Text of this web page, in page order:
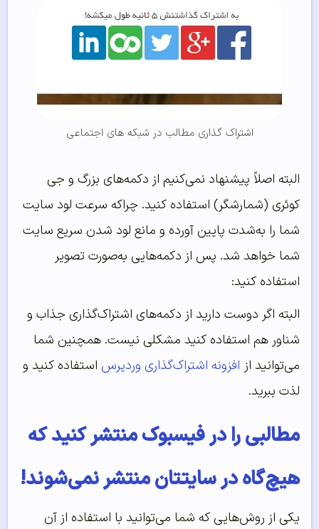
اشتراک گذاری مطالب در شبکه های اجتماعی
البته اصلاً پیشنهاد نمی‌کنیم از دکمه‌های بزرگ و جی
کوئری (شمارشگر) استفاده کنید. چراکه سرعت لود سایت
شما را به‌شدت پایین آورده و مانع لود شدن سریع سایت
شما خواهد شد. پس از دکمه‌هایی به‌صورت تصویر
استفاده کنید:
البته اگر دوست دارید از دکمه‌های اشتراک‌گذاری جذاب و
شناور هم استفاده کنید مشکلی نیست. همچنین شما
می‌توانید از افزونه اشتراک‌‌‌‌‌گذاری وردپرس استفاده کنید و
لذت ببرید.
مطالبی را در فیسبوک منتشر کنید که
هیچ‌گاه در سایتتان منتشر نمی‌شوند!
یکی از روش‌هایی که شما می‌توانید با استفاده از آن